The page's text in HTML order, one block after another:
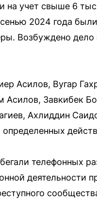
на учет свыше 6
2024 года
Возбуждено дело
Асилов, Вугар
Асилов, Завкибек
Ахлиддин
телефонных
деятельности